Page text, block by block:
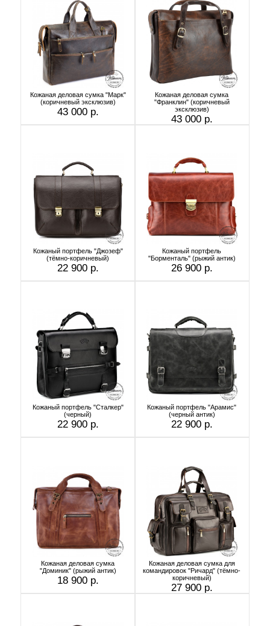
Кожаная деловая сумка "Марк"
(коричневый эксклюзив)
43 000 р.
Кожаная деловая сумка
"Франклин" (коричневый
эксклюзив)
43 000 р.
Кожаный портфель "Джозеф"
(тёмно-коричневый)
22 900 р.
Кожаный портфель
"Борменталь" (рыжий антик)
26 900 р.
Кожаный портфель "Сталкер"
(черный)
22 900 р.
Кожаный портфель "Арамис"
(черный антик)
22 900 р.
Кожаная деловая сумка
"Доминик" (рыжий антик)
18 900 р.
Кожаная деловая сумка для
командировок "Ричард" (тёмно-
коричневый)
27 900 р.